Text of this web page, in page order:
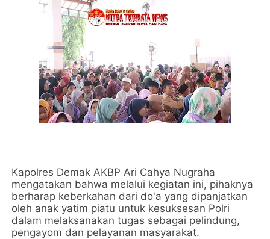
Kapolres Demak AKBP Ari Cahya Nugraha
mengatakan bahwa melalui kegiatan ini, pihaknya
berharap keberkahan dari do'a yang dipanjatkan
oleh anak yatim piatu untuk kesuksesan Polri
dalam melaksanakan tugas sebagai pelindung,
pengayom dan pelayanan masyarakat.